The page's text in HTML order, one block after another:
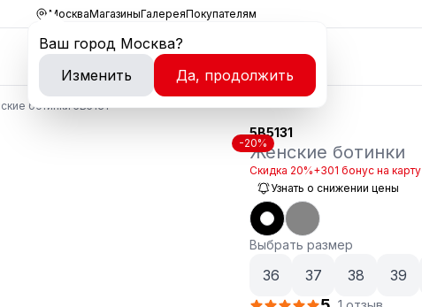
Москва
Ваш город Москва?
Изменить
Да, продолжить
МагазиныГалереяПокупателям
ботинки 5B5131
-20%
5B5131
Женские ботинки
Скидка 20%+301 бонус на карту
Узнать о снижении цены
Выбрать размер
36 37 38 39